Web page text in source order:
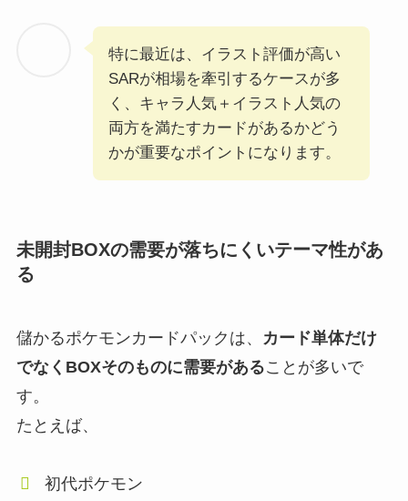
特に最近は、イラスト評価が高い
SARが相場を牽引するケースが多
く、キャラ人気＋イラスト人気の
両方を満たすカードがあるかどう
かが重要なポイントになります。
未開封BOXの需要が落ちにくいテーマ性があ
る
儲かるポケモンカードパックは、
カード単体だけ
でなくBOXそのものに需要があることが多いで
す。
たとえば、
初代ポケモン